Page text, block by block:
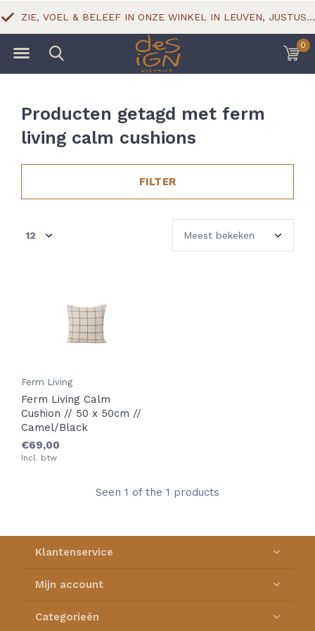
0
ZIE, VOEL & BELEEF IN ONZE WINKEL IN LEUVEN, JUSTUS LIPSIUSSTRAAT 18
Producten getagd met ferm
living calm cushions
FILTER
Ferm Living
Ferm Living Calm
Cushion // 50 x 50cm //
Camel/Black
€69,00
Incl. btw
Seen 1 of the 1 products
Klantenservice
Mijn account
Categorieën